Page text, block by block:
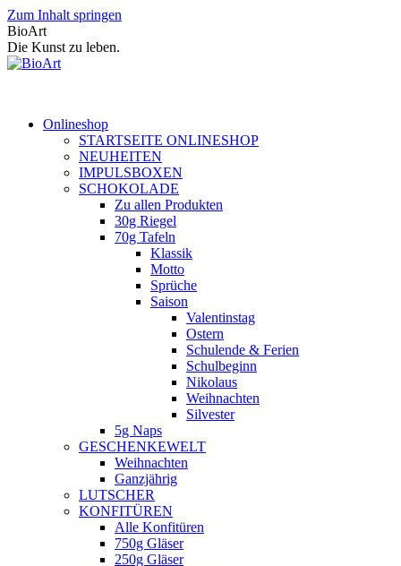
Zum Inhalt springen
BioArt
Die Kunst zu leben.
Onlineshop
STARTSEITE ONLINESHOP
NEUHEITEN
IMPULSBOXEN
SCHOKOLADE
Zu allen Produkten
30g Riegel
70g Tafeln
Klassik
Motto
Sprüche
Saison
Valentinstag
Ostern
Schulende & Ferien
Schulbeginn
Nikolaus
Weihnachten
Silvester
5g Naps
GESCHENKEWELT
Weihnachten
Ganzjährig
LUTSCHER
KONFITÜREN
Alle Konfitüren
750g Gläser
250g Gläser